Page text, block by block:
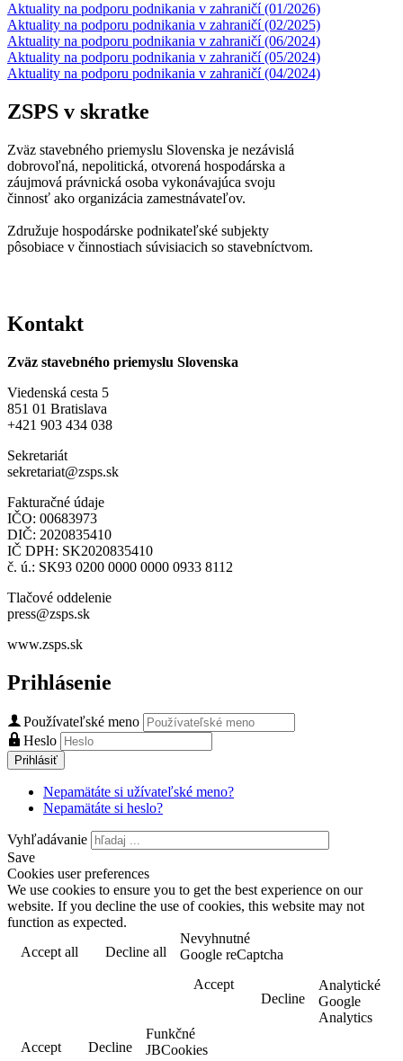
Aktuality na podporu podnikania v zahraničí (01/2026)
Aktuality na podporu podnikania v zahraničí (02/2025)
Aktuality na podporu podnikania v zahraničí (06/2024)
Aktuality na podporu podnikania v zahraničí (05/2024)
Aktuality na podporu podnikania v zahraničí (04/2024)
ZSPS v skratke
Zväz stavebného priemyslu Slovenska je nezávislá
dobrovoľná, nepolitická, otvorená hospodárska a
záujmová právnická osoba vykonávajúca svoju
činnosť ako organizácia zamestnávateľov.
Združuje hospodárske podnikateľské subjekty
pôsobiace v činnostiach súvisiacich so stavebníctvom.
Kontakt
Zväz stavebného priemyslu Slovenska
Viedenská cesta 5
851 01 Bratislava
+421 903 434 038
Sekretariát
sekretariat@zsps.sk
Fakturačné údaje
IČO: 00683973
DIČ: 2020835410
IČ DPH: SK2020835410
č. ú.: SK93 0200 0000 0000 0933 8112
Tlačové oddelenie
press@zsps.sk
www.zsps.sk
Prihlásenie
Používateľské meno
Heslo
Prihlásiť
Nepamätáte si užívateľské meno?
Nepamätáte si heslo?
Vyhľadávanie
Save
Cookies user preferences
We use cookies to ensure you to get the best experience on our
website. If you decline the use of cookies, this website may not
function as expected.
Accept all
Decline all
Nevyhnutné
Google reCaptcha
Accept
Decline
Analytické
Google
Analytics
Accept
Decline
Funkčné
JBCookies